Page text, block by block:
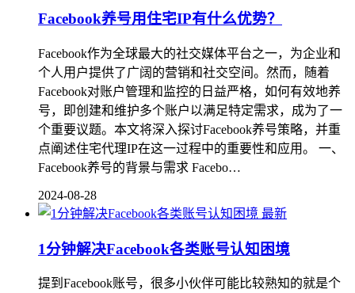
Facebook养号用住宅IP有什么优势？
Facebook作为全球最大的社交媒体平台之一，为企业和
个人用户提供了广阔的营销和社交空间。然而，随着
Facebook对账户管理和监控的日益严格，如何有效地养
号，即创建和维护多个账户以满足特定需求，成为了一
个重要议题。本文将深入探讨Facebook养号策略，并重
点阐述住宅代理IP在这一过程中的重要性和应用。 一、
Facebook养号的背景与需求 Facebo…
2024-08-28
最新
1分钟解决Facebook各类账号认知困境
提到Facebook账号，很多小伙伴可能比较熟知的就是个